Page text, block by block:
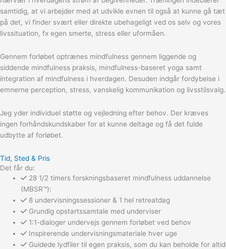
samtidig, at vi arbejder med at udvikle evnen til også at kunne gå tæt
på det, vi finder svært eller direkte ubehageligt ved os selv og vores
livssituation, fx egen smerte, stress eller uformåen.
Gennem forløbet optrænes mindfulness gennem liggende og
siddende mindfulness praksis, mindfulness-baseret yoga samt
integration af mindfulness i hverdagen. Desuden indgår fordybelse i
emnerne perception, stress, vanskelig kommunikation og livsstilsvalg.
Jeg yder individuel støtte og vejledning efter behov. Der kræves
ingen forhåndskundskaber for at kunne deltage og få det fulde
udbytte af forløbet.
Tid, Sted & Pris
Det får du:
28 1/2 timers forskningsbaseret mindfulness uddannelse
(MBSR™):
8 undervisningssessioner & 1 hel retreatdag
Grundig opstartssamtale med underviser
1:1-dialoger undervejs gennem forløbet ved behov
Inspirerende undervisningsmateriale hver uge
Guidede lydfiler til egen praksis, som du kan beholde for altid